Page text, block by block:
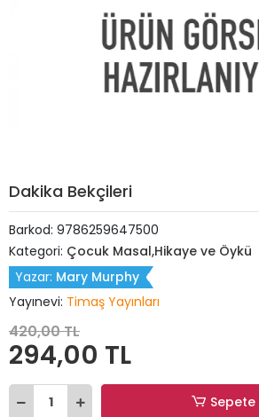
Dakika Bekçileri
Barkod: 9786259647500
Kategori: Çocuk Masal,Hikaye ve Öykü
Yazar: Mary Murphy
Yayınevi: Timaş Yayınları
420,00 TL
294,00 TL
Sepete